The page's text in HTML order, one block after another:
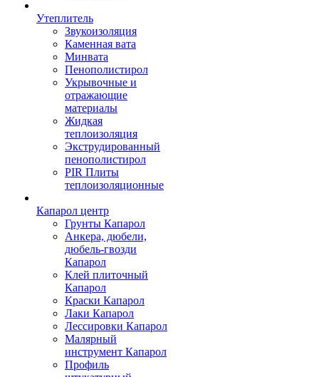
Утеплитель
Звукоизоляция
Каменная вата
Минвата
Пенополистирол
Укрывочные и
отражающие
материалы
Жидкая
теплоизоляция
Экструдированный
пенополистирол
PIR Плиты
теплоизоляционные
Капарол центр
Грунты Капарол
Анкера, дюбели,
дюбель-гвозди
Капарол
Клей плиточный
Капарол
Краски Капарол
Лаки Капарол
Лессировки Капарол
Малярный
инструмент Капарол
Профиль